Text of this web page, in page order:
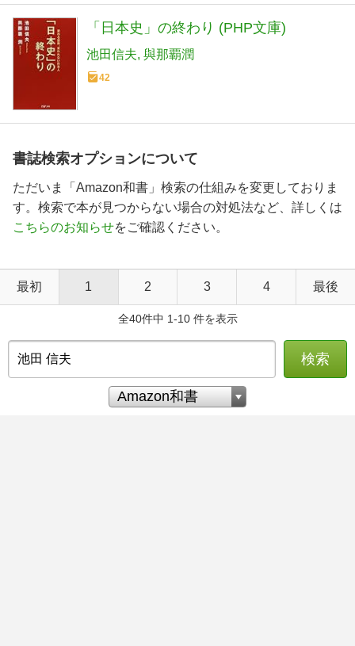
「日本史」の終わり (PHP文庫)
池田信夫 與那覇潤
42
書誌検索オプションについて
ただいま「Amazon和書」検索の仕組みを変更しておりま
す。検索で本が見つからない場合の対処法など、詳しくは
こちらのお知らせをご確認ください。
最初 1 2 3 4 最後
全40件中 1-10 件を表示
検索